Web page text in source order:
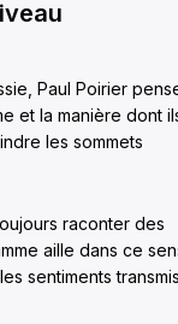
Paul Poirier
et la manière dont
les sommets
raconter des
aille dans ce
sentiments